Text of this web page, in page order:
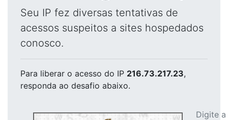
Seu IP fez diversas tentativas de
acessos suspeitos a sites hospedados
conosco.
Para liberar o acesso do IP 216.73.217.23,
responda ao desafio abaixo.
Digite